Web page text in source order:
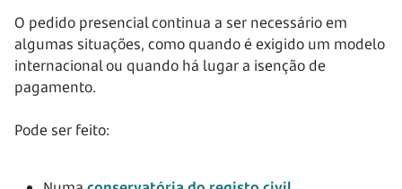
O pedido presencial continua a ser necessário em
algumas situações, como quando é exigido um modelo
internacional ou quando há lugar a isenção de
pagamento.
Pode ser feito: